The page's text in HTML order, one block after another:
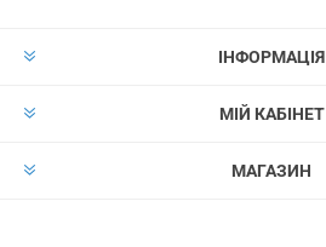
ІНФОРМАЦІЯ
МІЙ КАБІНЕТ
МАГАЗИН